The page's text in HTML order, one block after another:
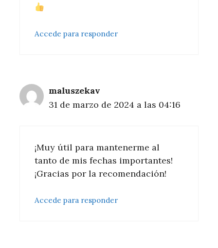
Accede para responder
maluszekav
31 de marzo de 2024 a las 04:16
¡Muy útil para mantenerme al
tanto de mis fechas importantes!
¡Gracias por la recomendación!
Accede para responder